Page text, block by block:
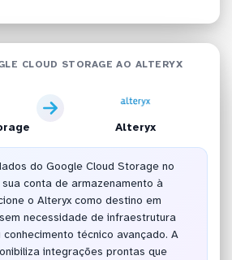
CLOUD STORAGE AO ALTERYX
Alteryx
do Google Cloud Storage no
conta de armazenamento à
o Alteryx como destino em
necessidade de infraestrutura
técnico avançado. A
integrações prontas que